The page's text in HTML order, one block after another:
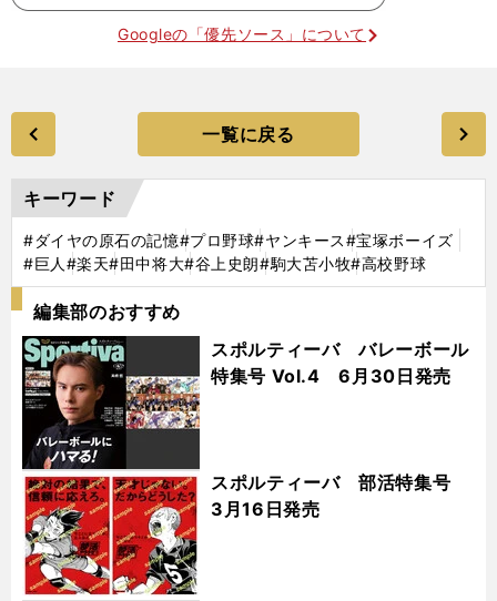
Googleの「優先ソース」について
一覧に戻る
キーワード
#ダイヤの原石の記憶#プロ野球#ヤンキース#宝塚ボーイズ
#巨人 #楽天#田中将大#谷上史朗#駒大苫小牧#高校野球
編集部のおすすめ
スポルティーバ バレーボール
特集号 Vol.4 6月30日発売
スポルティーバ 部活特集号
3月16日発売